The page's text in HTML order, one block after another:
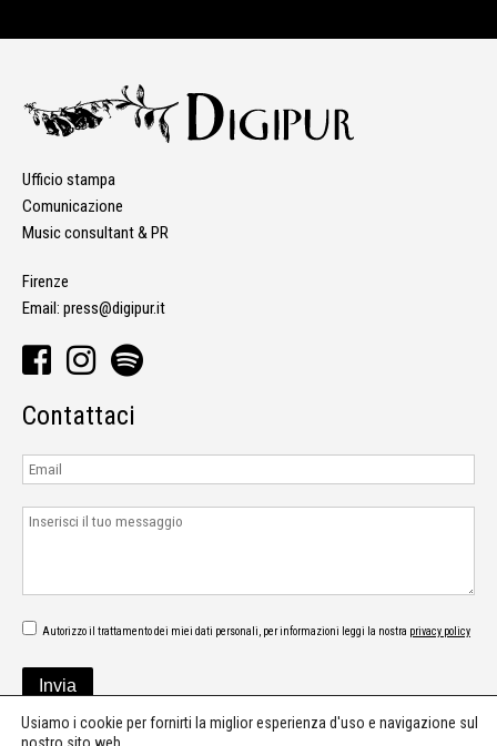
Ufficio stampa
Comunicazione
Music consultant & PR
Firenze
Email: press@digipur.it
Contattaci
Autorizzo il trattamento dei miei dati personali, per informazioni leggi la nostra privacy policy
Usiamo i cookie per fornirti la miglior esperienza d'uso e navigazione sul